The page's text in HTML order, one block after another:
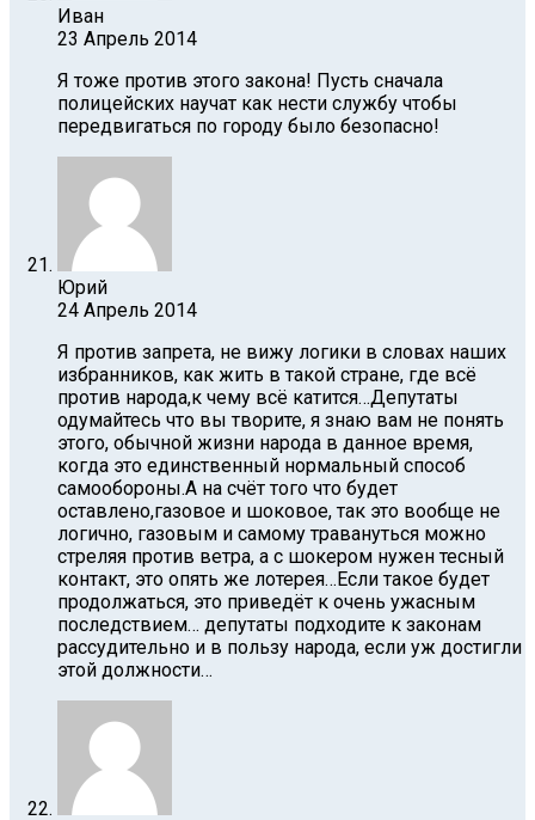
Иван
23 Апрель 2014
Я тоже против этого закона! Пусть сначала
полицейских научат как нести службу чтобы
передвигаться по городу было безопасно!
Юрий
24 Апрель 2014
Я против запрета, не вижу логики в словах наших
избранников, как жить в такой стране, где всё
против народа,к чему всё катится…Депутаты
одумайтесь что вы творите, я знаю вам не понять
этого, обычной жизни народа в данное время,
когда это единственный нормальный способ
самообороны.А на счёт того что будет
оставлено,газовое и шоковое, так это вообще не
логично, газовым и самому травануться можно
стреляя против ветра, а с шокером нужен тесный
контакт, это опять же лотерея…Если такое будет
продолжаться, это приведёт к очень ужасным
последствием… депутаты подходите к законам
рассудительно и в пользу народа, если уж достигли
этой должности…